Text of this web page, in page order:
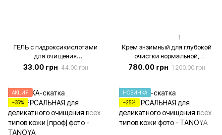
ГЕЛЬ с гидроксикислотами
для очищения
комбинированной, жирной,
тусклой кожи (тестер), 4 мл
33.00 грн 44.00 грн
1
Крем энзимный для глубокой
очистки нормальной,
комбинированной, жирной
кожи [проф], 275 мл
780.00 грн 1 200.00 грн
АКЦИЯ
−35%
НОВИНКА
−25%